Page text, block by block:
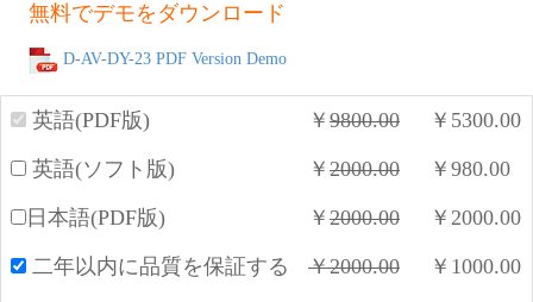
無料でデモをダウンロード
D-AV-DY-23 PDF Version Demo
英語(PDF版) ￥ 9800.00 ￥ 5300.00
英語(ソフト版) ￥ 2000.00 ￥ 980.00
日本語(PDF版) ￥ 2000.00 ￥ 2000.00
二年以内に品質を保証する ￥2000.00 ￥ 1000.00